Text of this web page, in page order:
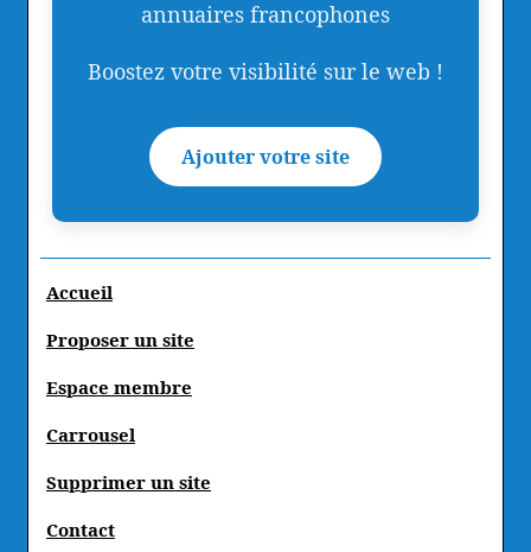
annuaires francophones
Boostez votre visibilité sur le web !
Ajouter votre site
Accueil
Proposer un site
Espace membre
Carrousel
Supprimer un site
Contact